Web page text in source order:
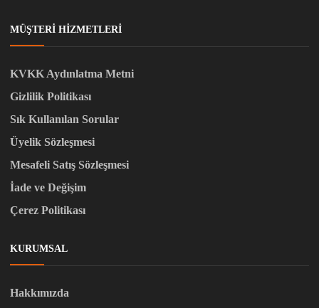
MÜŞTERI HIZMETLERI
KVKK Aydınlatma Metni
Gizlilik Politikası
Sık Kullanılan Sorular
Üyelik Sözleşmesi
Mesafeli Satış Sözleşmesi
İade ve Değişim
Çerez Politikası
KURUMSAL
Hakkımızda